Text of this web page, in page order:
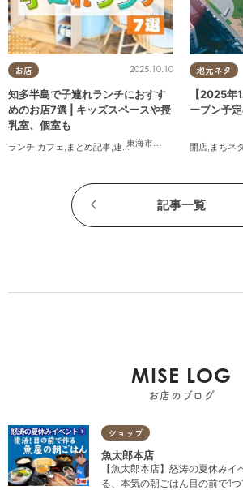
お店
東海市
,大府市 半田市,常滑市,
2025.10.10
知多半島で子連れランチにおすす
めのお店7選 | キッズスペースや授
乳室、個室も
ランチ,カフェ, まとめ記事,連載 ,親子 個室
地元ネタ
【2025年
ープン予
開店, まちネタ
記事一覧
MISE LOG
お店のブログ
ショップ
魚太郎本店
【魚太郎本店】怒涛の夏休み
る、本気の朝ごはん目の前で1